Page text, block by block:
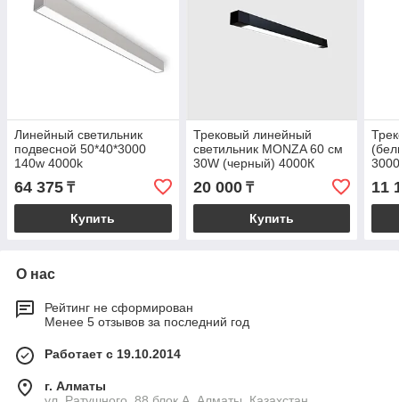
Линейный светильник
подвесной 50*40*3000
140w 4000k
64 375 ₸
Купить
Трековый линейный
светильник MONZA 60 см
30W (черный) 4000К
20 000₸
Купить
11
О нас
Рейтинг не сформирован
Менее 5 отзывов за последний год
Работает с 19.10.2014
г. Алматы